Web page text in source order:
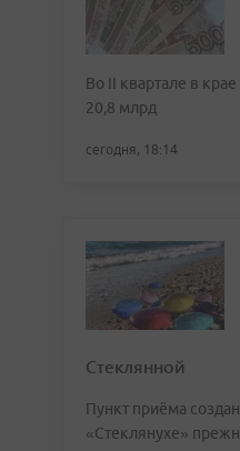
Во II квартале в
20,8 млрд
сегодня, 18:14
Стеклянной
Пункт приёма
«Стеклянухе»